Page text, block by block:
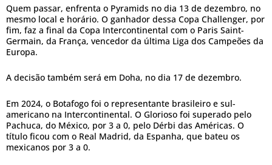
Quem passar, enfrenta o Pyramids no dia 13 de dezembro, no
mesmo local e horário. O ganhador dessa Copa Challenger, por
fim, faz a final da Copa Intercontinental com o Paris Saint-
Germain, da França, vencedor da última Liga dos Campeões da
Europa.
A decisão também será em Doha, no dia 17 de dezembro.
Em 2024, o Botafogo foi o representante brasileiro e sul-
americano na Intercontinental. O Glorioso foi superado pelo
Pachuca, do México, por 3 a 0, pelo Dérbi das Américas. O
título ficou com o Real Madrid, da Espanha, que bateu os
mexicanos por 3 a 0.